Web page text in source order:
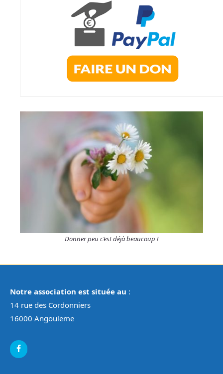
Donner peu c’est déjà beaucoup !
Notre association est située au :
14 rue des Cordonniers
16000 Angouleme